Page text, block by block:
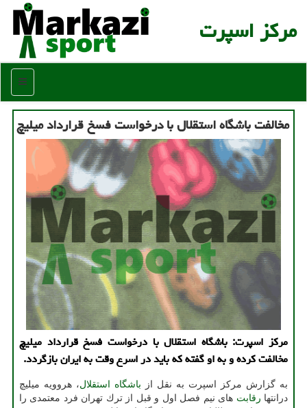
مركز اسپرت
منو
مخالفت باشگاه استقلال با درخواست فسخ قرارداد میلیچ
مركز اسپرت: باشگاه استقلال با درخواست فسخ قرارداد میلیچ
مخالفت كرده و به او گفته كه باید در اسرع وقت به ایران بازگردد.
به گزارش مركز اسپرت به نقل از باشگاه استقلال، هروویه میلیچ
درانتها رقابت های نیم فصل اول و قبل از ترك تهران فرد معتمدی را